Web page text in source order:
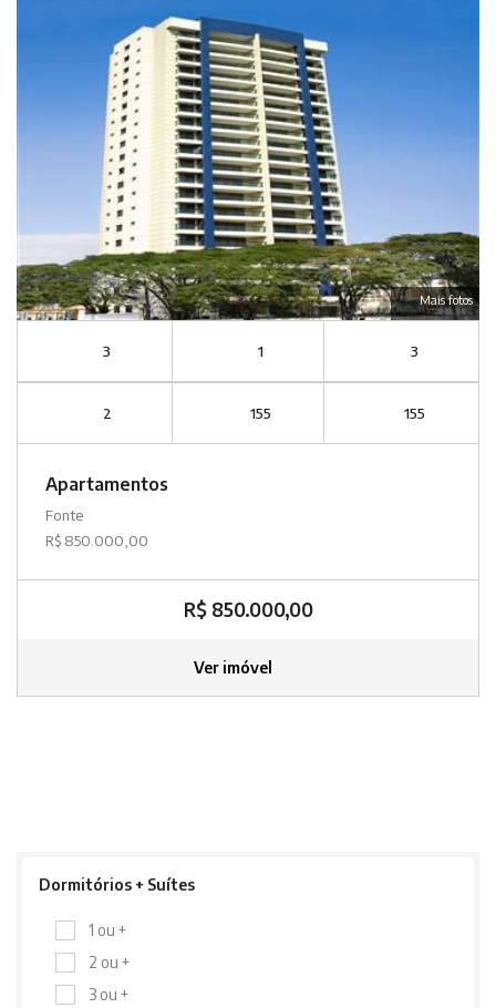
Mais fotos
3 1 3
2 155 155
Apartamentos
Fonte
R$ 850.000,00
R$ 850.000,00
Ver imóvel
Dormitórios + Suítes
1 ou +
2 ou +
3 ou +